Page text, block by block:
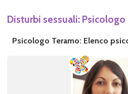
Disturbi sessuali: Psicologo
Psicologo Teramo: Elenco